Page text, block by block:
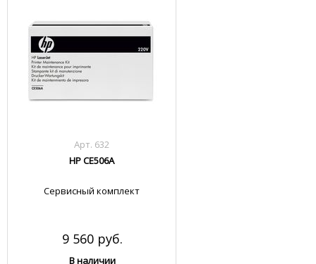
Арт. 632
HP CE506A
Сервисный комплект
9 560 руб.
В наличии